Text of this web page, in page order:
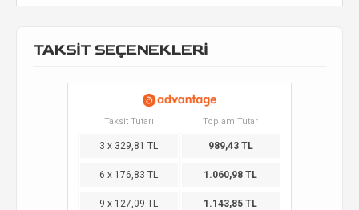
TAKSİT SEÇENEKLERİ
Taksit Tutarı Toplam Tutar
3 x 329,81 TL 989,43 TL
6 x 176,83 TL 1.060,98 TL
9 x 127,09 TL 1.143,85 TL